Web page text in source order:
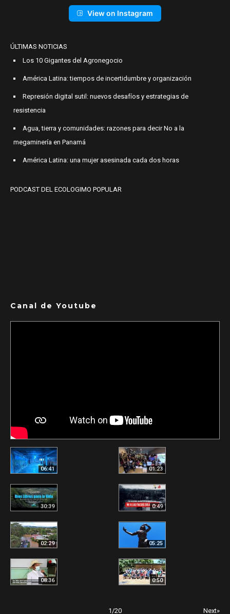
View on Instagram
ÚLTIMAS NOTICIAS
Los 10 Gigantes del Agronegocio
América Latina: tiempos de incertidumbre y organización
Represión digital sutil: nuevos desafíos y estrategias de
resistencia
Agua, tierra y comunidades: razones para decir No a la
megaminería en Panamá
América Latina: una mujer asesinada cada dos horas
PODCAST DEL ECOLOGIMO POPULAR
Canal de Youtube
06:41 01:23
30:39 0:49
02:29 05:25
08:36 0:50
1/20 Next»